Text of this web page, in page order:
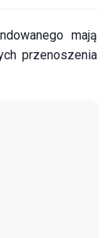
mają
przenoszenia